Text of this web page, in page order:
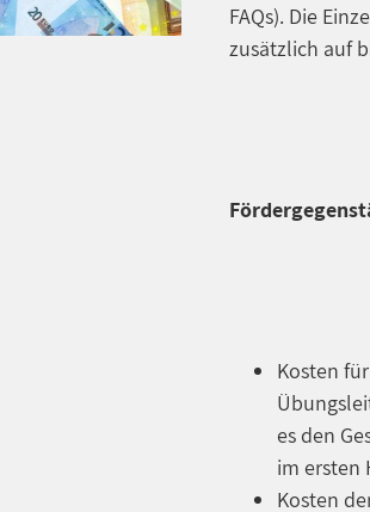
FAQs). Die
zusätzlich auf
Kosten
es den
im ersten
Kosten